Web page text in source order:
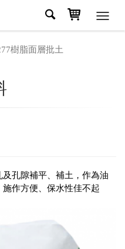
樹脂面層批土
及孔隙補平、補土，作為油
作方便、保水性佳不起